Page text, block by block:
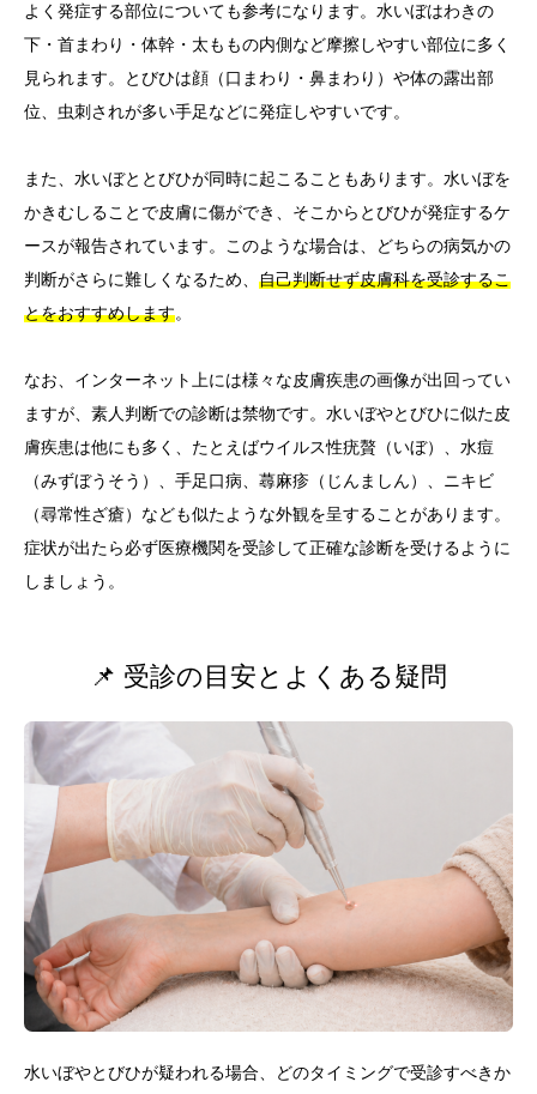
よく発症する部位についても参考になります。水いぼはわきの
下・首まわり・体幹・太ももの内側など摩擦しやすい部位に多く
見られます。とびひは顔（口まわり・鼻まわり）や体の露出部
位、虫刺されが多い手足などに発症しやすいです。
また、水いぼととびひが同時に起こることもあります。水いぼを
かきむしることで皮膚に傷ができ、そこからとびひが発症するケ
ースが報告されています。このような場合は、どちらの病気かの
判断がさらに難しくなるため、 自己判断せず皮膚科を受診するこ
とをおすすめします。
なお、インターネット上には様々な皮膚疾患の画像が出回ってい
ますが、素人判断での診断は禁物です。水いぼやとびひに似た皮
膚疾患は他にも多く、たとえばウイルス性疣贅（いぼ）、水痘
（みずぼうそう）、手足口病、蕁麻疹（じんましん）、ニキビ
（尋常性ざ瘡）なども似たような外観を呈することがあります。
症状が出たら必ず医療機関を受診して正確な診断を受けるように
しましょう。
📌 受診の目安とよくある疑問
水いぼやとびひが疑われる場合、どのタイミングで受診すべきか